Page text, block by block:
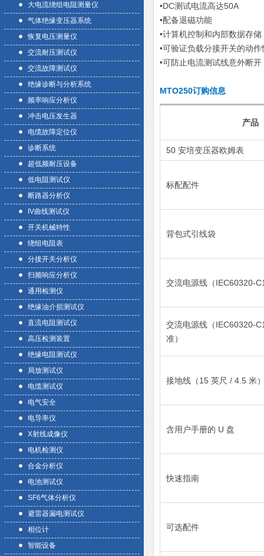
大电流绕组电阻测量仪
气体绝缘变压器系统
恢复电压测量仪
交流耐压测试仪
交流故障测试仪
绝缘诊断与分析系统
频率响应分析仪
冲击电压发生器
电缆故障定位仪
诊断系统
超低频耐压设备
低电阻测试仪
断路器分析仪
IV曲线测试仪
开关机械特性
绕组电阻表
分接开关分析仪
扫频响应分析仪
通用检测仪
绝缘油介损测试仪
直流电阻测试仪
高压检测装置
绝缘电阻测试仪
局放测试仪
电缆测试仪
电气安全
电导率仪
X射线成像仪
电机检测仪
合金分析仪
电池测试仪
SF6气体分析仪
避雷器漏电测试仪
相位计
智能设备
•DC测试电流高达50A
•配备退磁功能
•计算机控制和内部数据存储
•可验证负载分接开关的动作
•可防止电流测试线意外断
MTO250订购信息
产品
50 安培变压器欧姆表
标配配件
背包式引线袋
交流电源线（IEC60320-
交流电源线（IEC60320-
准）
接地线（15 英尺 / 4.5 米
含用户手册的 U 盘
快速指南
可选配件